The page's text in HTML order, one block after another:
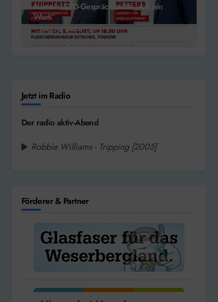
Hameln: SPD-Gesprächsreihe „Auf ein
Wort“
Aug. 6, 2026
Jetzt im Radio
Der radio aktiv-Abend
Robbie Williams - Tripping [2005]
Förderer & Partner